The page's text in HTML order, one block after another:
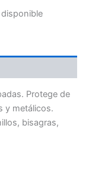
Protege de
y metálicos.
bisagras,